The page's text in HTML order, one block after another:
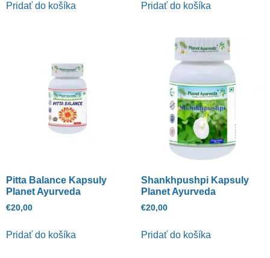
Pridať do košíka Pridať do košíka
Pitta Balance Kapsuly
Planet Ayurveda
€20,00
Pridať do košíka
Shankhpushpi Kapsuly
Planet Ayurveda
€20,00
Pridať do košíka